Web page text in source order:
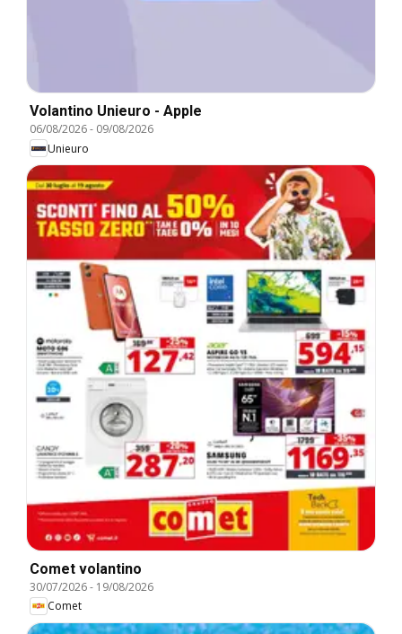
Volantino Unieuro - Apple
06/08/2026- 09/08/2026
Unieuro
Comet volantino
30/07/2026- 19/08/2026
Comet